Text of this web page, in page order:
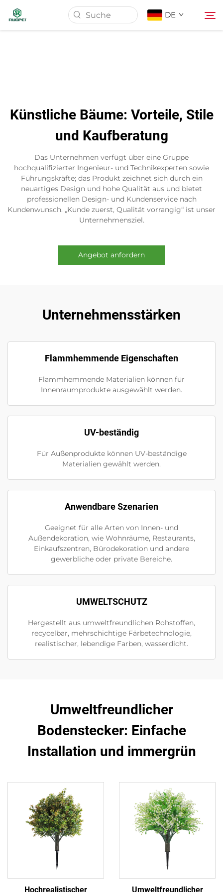
DE
Neuigkeiten
Download
Künstliche Bäume: Vorteile, Stile
und Kaufberatung
Das Unternehmen verfügt über eine Gruppe
hochqualifizierter Ingenieur- und Technikexperten sowie
Führungskräfte; das Produkt zeichnet sich durch ein
neuartiges Design und hohe Qualität aus und bietet
professionellen Design- und Kundenservice nach
Kundenwunsch. „Kunde zuerst, Qualität vorrangig“ ist unser
Unternehmensziel.
Angebot anfordern
Unternehmensstärken
Flammhemmende Eigenschaften
Flammhemmende Materialien können für
Innenraumprodukte ausgewählt werden.
UV-beständig
Für Außenprodukte können UV-beständige
Materialien gewählt werden.
Anwendbare Szenarien
Geeignet für alle Arten von Innen- und
Außendekoration, wie Wohnräume, Restaurants,
Einkaufszentren, Bürodekoration und andere
gewerbliche oder private Bereiche.
UMWELTSCHUTZ
Hergestellt aus umweltfreundlichen Rohstoffen,
recycelbar, mehrschichtige Färbetechnologie,
realistischer, lebendige Farben, wasserdicht.
Umweltfreundlicher
Bodenstecker: Einfache
Installation und immergrün
Hochrealistischer Umweltfreundlicher